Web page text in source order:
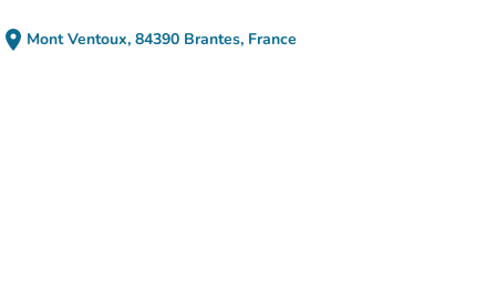
place Mont Ventoux, 84390 Brantes, France
(apri in Google Maps)
(nuova scheda)